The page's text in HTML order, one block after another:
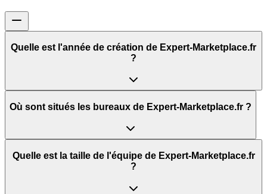
Quelle est l'année de création de Expert-Marketplace.fr
?
Où sont situés les bureaux de Expert-Marketplace.fr ?
Quelle est la taille de l'équipe de Expert-Marketplace.fr
?